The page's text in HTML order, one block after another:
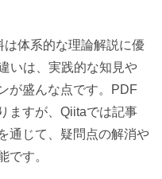
は体系的な理論解説に優
いは、実践的な知見や
が盛んな点です。PDF
ますが、Qiitaでは記事
通じて、疑問点の解消や
です。